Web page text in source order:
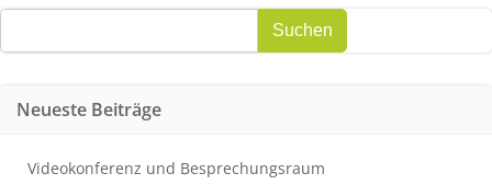
Suchen Suchen
Neueste Beiträge
Videokonferenz und Besprechungsraum